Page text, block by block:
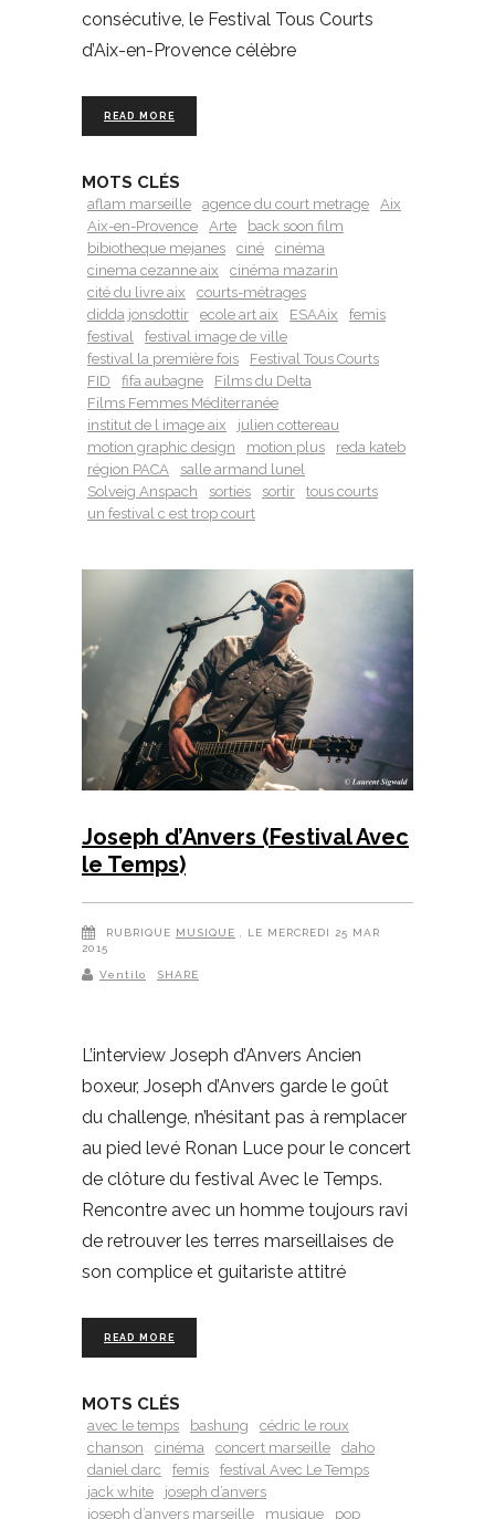
consécutive, le Festival Tous Courts
d’Aix-en-Provence célèbre
READ MORE
MOTS CLÉS
aflam marseille agence du court metrage
Aix
Aix-en-Provence
Arte
back soon film
bibiotheque mejanes
ciné
cinéma
cinema cezanne aix
cinéma mazarin
cité du livre aix
courts-métrages
didda jonsdottir
ecole art aix ESAAix
femis
festival
festival image de ville
festival la première fois
Festival Tous Courts
FID
fifa aubagne
Films du Delta
Films Femmes Méditerranée
institut de l image aix
julien cottereau
motion graphic design
motion plus
reda kateb
région PACA
salle armand lunel
Solveig Anspach
sorties sortir
tous courts
un festival c est trop court
Joseph d’Anvers (Festival Avec
le Temps)
RUBRIQUE MUSIQUE
, LE MERCREDI 25 MAR
2015
Ventilo SHARE
L’interview Joseph d’Anvers Ancien
boxeur, Joseph d’Anvers garde le goût
du challenge, n’hésitant pas à remplacer
au pied levé Ronan Luce pour le concert
de clôture du festival Avec le Temps.
Rencontre avec un homme toujours ravi
de retrouver les terres marseillaises de
son complice et guitariste attitré
READ MORE
MOTS CLÉS
avec le temps bashung
cédric le roux
chanson
cinéma concert marseille
daho
daniel darc
femis
festival Avec Le Temps
jack white
joseph d’anvers
joseph d’anvers marseille
musique pop